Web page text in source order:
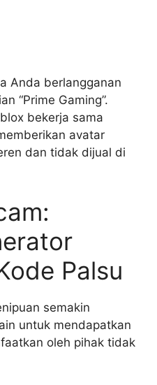
Anda berlangganan
“Prime Gaming”.
bekerja sama
avatar
dan tidak dijual di
Palsu
semakin
untuk mendapatkan
oleh pihak tidak